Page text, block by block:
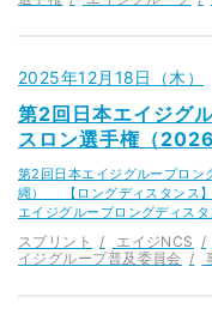
2025年12月18日（木）
第2回日本エイジグ
スロン選手権（
第2回日本エイジグループロ
縄） 【ロングディスタンス
エイジグループロングディス
スプリント エイジNCS
イジグループ普及委員会